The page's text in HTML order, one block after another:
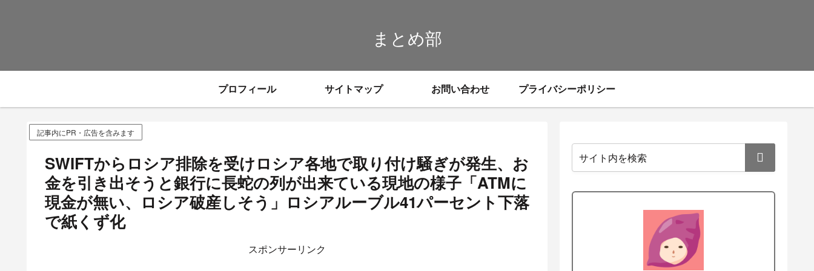
まとめ部
プロフィール サイトマップ お問い合わせ プライバシーポリシー
記事内にPR・広告を含みます
SWIFTからロシア排除を受けロシア各地で取り付け騒ぎが発生、お
金を引き出そうと銀行に長蛇の列が出来ている現地の様子「ATMに
現金が無い、ロシア破産しそう」ロシアルーブル41パーセント下落
で紙くず化
スポンサーリンク